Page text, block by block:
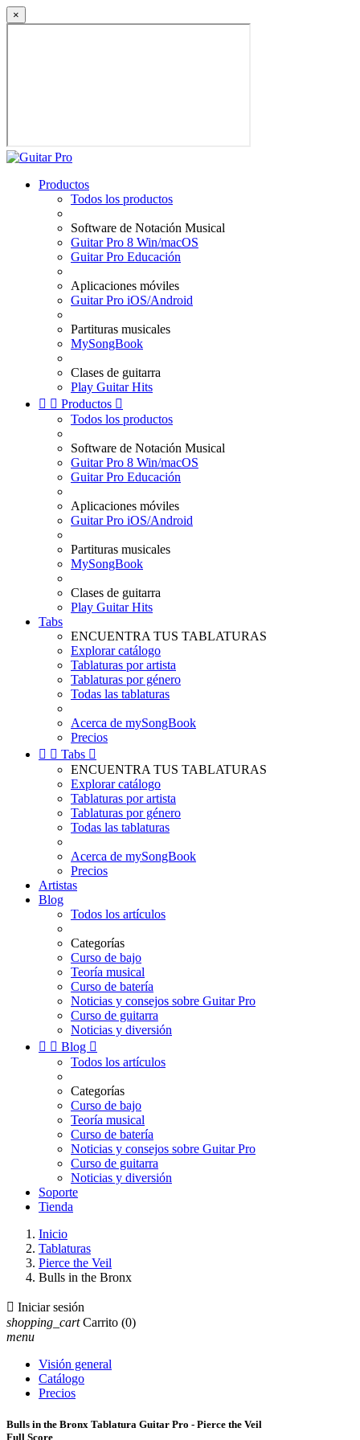
×
Productos
Todos los productos
Software de Notación Musical
Guitar Pro 8 Win/macOS
Guitar Pro Educación
Aplicaciones móviles
Guitar Pro iOS/Android
Partituras musicales
MySongBook
Clases de guitarra
Play Guitar Hits
  Productos 
Todos los productos
Software de Notación Musical
Guitar Pro 8 Win/macOS
Guitar Pro Educación
Aplicaciones móviles
Guitar Pro iOS/Android
Partituras musicales
MySongBook
Clases de guitarra
Play Guitar Hits
Tabs
ENCUENTRA TUS TABLATURAS
Explorar catálogo
Tablaturas por artista
Tablaturas por género
Todas las tablaturas
Acerca de mySongBook
Precios
  Tabs 
ENCUENTRA TUS TABLATURAS
Explorar catálogo
Tablaturas por artista
Tablaturas por género
Todas las tablaturas
Acerca de mySongBook
Precios
Artistas
Blog
Todos los artículos
Categorías
Curso de bajo
Teoría musical
Curso de batería
Noticias y consejos sobre Guitar Pro
Curso de guitarra
Noticias y diversión
  Blog 
Todos los artículos
Categorías
Curso de bajo
Teoría musical
Curso de batería
Noticias y consejos sobre Guitar Pro
Curso de guitarra
Noticias y diversión
Soporte
Tienda
Inicio
Tablaturas
Pierce the Veil
Bulls in the Bronx
 Iniciar sesión
shopping_cart Carrito (0)
menu
Visión general
Catálogo
Precios
Bulls in the Bronx Tablatura Guitar Pro - Pierce the Veil
Full Score